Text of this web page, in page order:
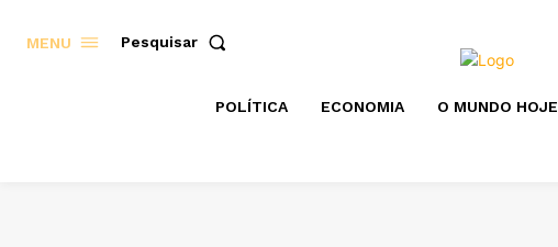
MENU Pesquisar
POLÍTICA ECONOMIA O MUNDO HOJE